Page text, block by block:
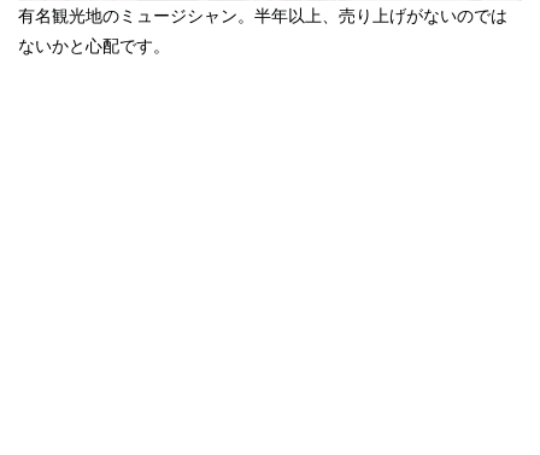
有名観光地のミュージシャン。半年以上、売り上げがないのでは
ないかと心配です。